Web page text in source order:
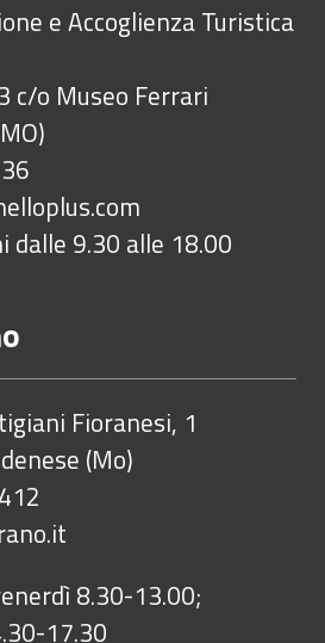
e Accoglienza Turistica
c/o Museo Ferrari
9.30 alle 18.00
Fioranesi, 1
(Mo)
8.30-13.00;
17.30